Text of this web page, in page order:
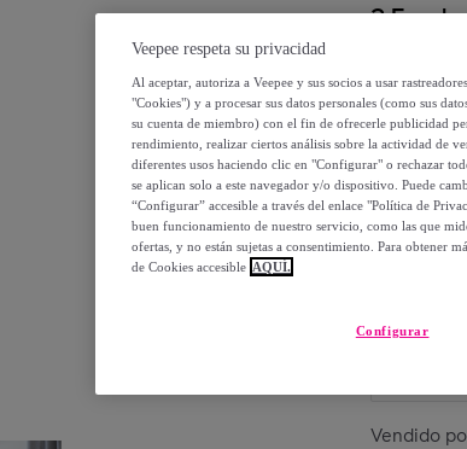
2
29,99
70,00 €
-57 %
Modelo:
Vendido
Veepee respeta su privacidad
Al aceptar, autoriza a Veepee y sus socios a usar
"Cookies") y a procesar sus datos personales (como sus
su cuenta de miembro) con el fin de ofrecerle publicidad
rendimiento, realizar ciertos análisis sobre la actividad de
diferentes usos haciendo clic en "Configurar" o rechazar
se aplican solo a este navegador y/o dispositivo. Puede
“Configurar” accesible a través del enlace "Política de
buen funcionamiento de nuestro servicio, como las que
ofertas, y no están sujetas a consentimiento. Para obtener
de Cookies accesible AQUÍ.
Configurar